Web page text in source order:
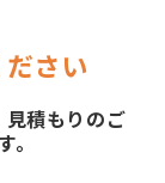
さい
積もりのご